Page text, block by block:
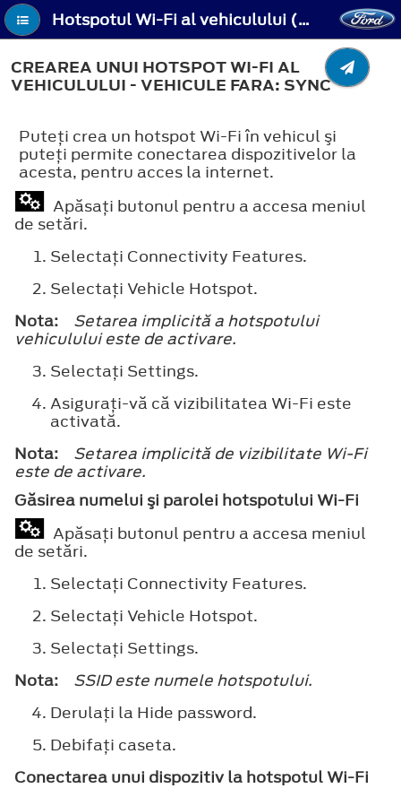
Hotspotul Wi-Fi al vehiculului (dacă este prevăzut) - Crearea unui hotspot Wi-Fi al vehiculului - Vehicule fara: SYNC
CREAREA UNUI HOTSPOT WI-FI AL
VEHICULULUI - VEHICULE FARA: SYNC
Puteţi crea un hotspot Wi-Fi în vehicul şi
puteţi permite conectarea dispozitivelor la
acesta, pentru acces la internet.
Apăsaţi butonul pentru a accesa meniul
de setări.
Selectaţi Connectivity Features.
Selectaţi Vehicle Hotspot.
Nota:
Setarea implicită a hotspotului
vehiculului este de activare.
Selectaţi Settings.
Asiguraţi-vă că vizibilitatea Wi-Fi este
activată.
Nota:
Setarea implicită de vizibilitate Wi-Fi
este de activare.
Găsirea numelui şi parolei hotspotului Wi-Fi
Apăsaţi butonul pentru a accesa meniul
de setări.
Selectaţi Connectivity Features.
Selectaţi Vehicle Hotspot.
Selectaţi Settings.
Nota:
SSID este numele hotspotului.
Derulaţi la Hide password.
Debifaţi caseta.
Conectarea unui dispozitiv la hotspotul Wi-Fi